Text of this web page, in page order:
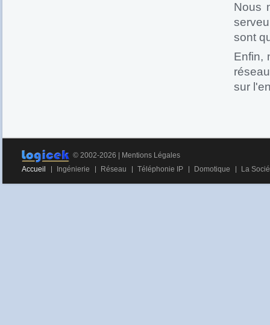
Nous
sont
Enfin,
sur
© 2002-2026 |
Mentions Légales
Accueil
Ingénierie Réseau Téléphonie IP Domotique La